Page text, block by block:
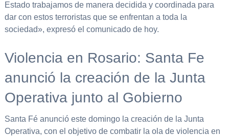
Estado trabajamos de manera decidida y coordinada para
dar con estos terroristas que se enfrentan a toda la
sociedad», expresó el comunicado de hoy.
Violencia en Rosario: Santa Fe
anunció la creación de la Junta
Operativa junto al Gobierno
Santa Fé anunció este domingo la creación de la Junta
Operativa, con el objetivo de combatir la ola de violencia en